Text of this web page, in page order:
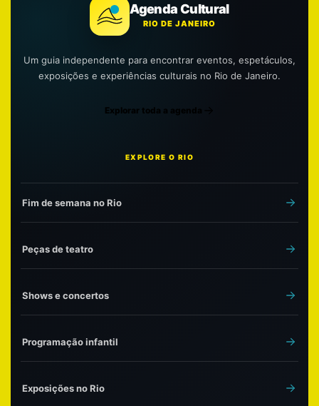
Agenda Cultural
RIO DE JANEIRO
Um guia independente para encontrar eventos, espetáculos,
exposições e experiências culturais no Rio de Janeiro.
Explorar toda a agenda
EXPLORE O RIO
Fim de semana no Rio
Peças de teatro
Shows e concertos
Programação infantil
Exposições no Rio